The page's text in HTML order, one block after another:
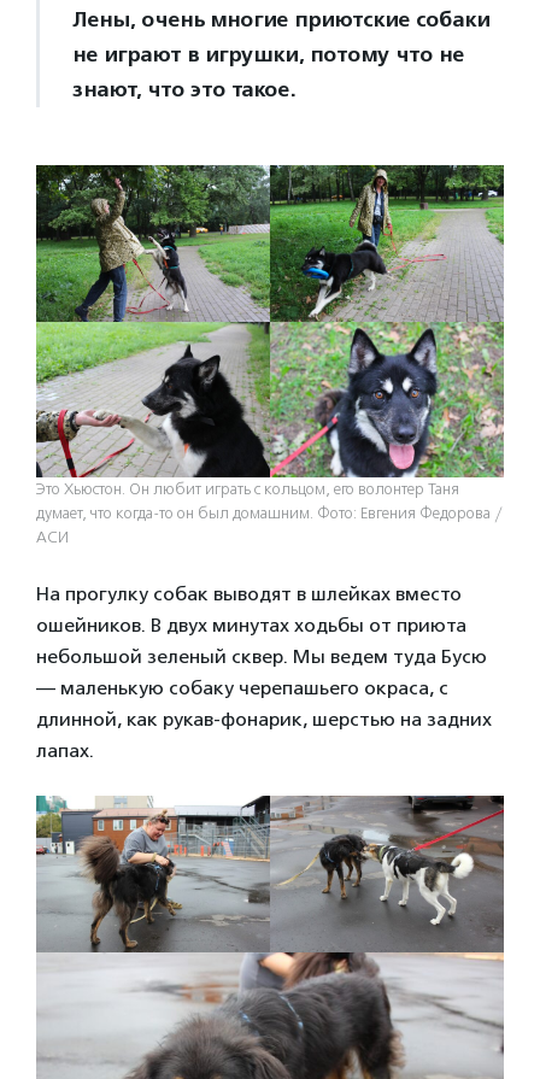
Лены, очень многие приютские собаки
не играют в игрушки, потому что не
знают, что это такое.
Это Хьюстон. Он любит играть с кольцом, его волонтер Таня
думает, что когда-то он был домашним. Фото: Евгения Федорова /
АСИ
На прогулку собак выводят в шлейках вместо
ошейников. В двух минутах ходьбы от приюта
небольшой зеленый сквер. Мы ведем туда Бусю
— маленькую собаку черепашьего окраса, с
длинной, как рукав-фонарик, шерстью на задних
лапах.